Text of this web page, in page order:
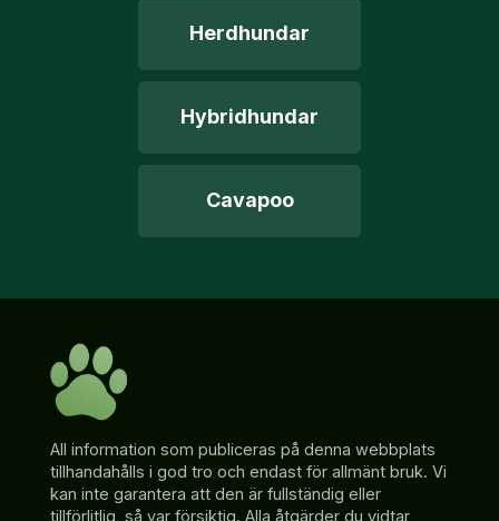
Herdhundar
Hybridhundar
Cavapoo
All information som publiceras på denna webbplats
tillhandahålls i god tro och endast för allmänt bruk. Vi
kan inte garantera att den är fullständig eller
tillförlitlig, så var försiktig. Alla åtgärder du vidtar